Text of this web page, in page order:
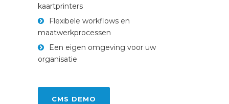
kaartprinters
Flexibele workflows en
maatwerkprocessen
Een eigen omgeving voor uw
organisatie
CMS DEMO